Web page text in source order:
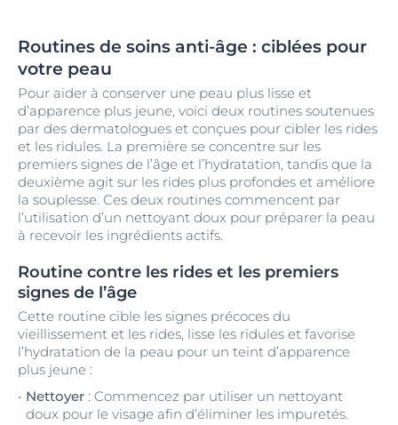
Routines de soins anti-âge : ciblées pour
votre peau
Pour aider à conserver une peau plus lisse et
d’apparence plus jeune, voici deux routines soutenues
par des dermatologues et conçues pour cibler les rides
et les ridules. La première se concentre sur les
premiers signes de l’âge et l’hydratation, tandis que la
deuxième agit sur les rides plus profondes et améliore
la souplesse. Ces deux routines commencent par
l’utilisation d’un nettoyant doux pour préparer la peau
à recevoir les ingrédients actifs.
Routine contre les rides et les premiers
signes de l’âge
Cette routine cible les signes précoces du
vieillissement et les rides, lisse les ridules et favorise
l’hydratation de la peau pour un teint d’apparence
plus jeune :
Nettoyer : Commencez par utiliser un nettoyant
doux pour le visage afin d’éliminer les impuretés.